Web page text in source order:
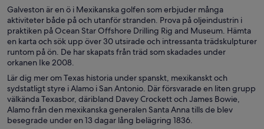
Galveston är en ö i Mexikanska golfen som erbjuder många
aktiviteter både på och utanför stranden. Prova på oljeindustrin i
praktiken på Ocean Star Offshore Drilling Rig and Museum. Hämta
en karta och sök upp över 30 utsirade och intressanta trädskulpturer
runtom på ön. De har skapats från träd som skadades under
orkanen Ike 2008.
Lär dig mer om Texas historia under spanskt, mexikanskt och
sydstatligt styre i Alamo i San Antonio. Där försvarade en liten grupp
välkända Texasbor, däribland Davey Crockett och James Bowie,
Alamo från den mexikanska generalen Santa Anna tills de blev
besegrade under en 13 dagar lång belägring 1836.